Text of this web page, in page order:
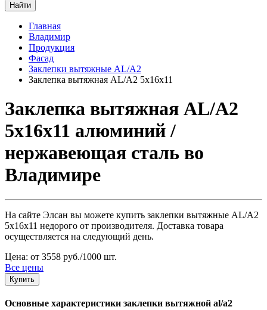
Найти
Главная
Владимир
Продукция
Фасад
Заклепки вытяжные AL/A2
Заклепка вытяжная AL/A2 5х16х11
Заклепка вытяжная AL/A2
5х16х11 алюминий /
нержавеющая сталь во
Владимире
На сайте Элсан вы можете купить заклепки вытяжные AL/A2
5х16х11 недорого от производителя. Доставка товара
осуществляется на следующий день.
Цена: от 3558 руб./1000 шт.
Все цены
Купить
Основные характеристики заклепки вытяжной al/a2